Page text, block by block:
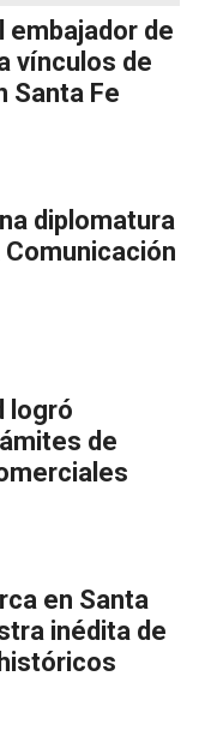
embajador de
vínculos de
Santa Fe
diplomatura
logró
de
en Santa
inédita de